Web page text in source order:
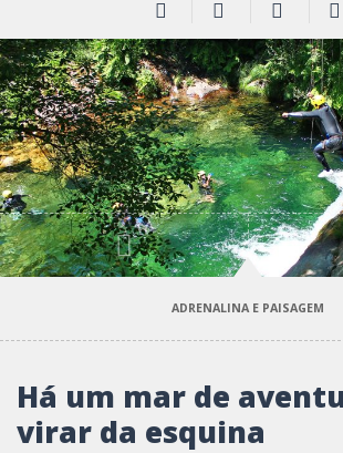
Anterior
ADRENALINA E PAISAGEM
Há um mar de
virar da esquina